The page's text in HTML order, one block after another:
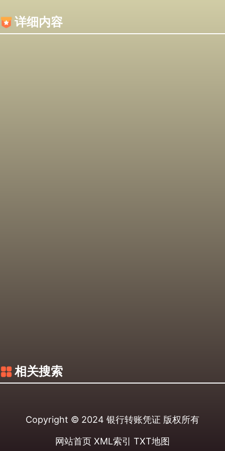
详细内容
相关搜索
Copyright © 2024 银行转账凭证 版权所有
网站首页 XML索引 TXT地图